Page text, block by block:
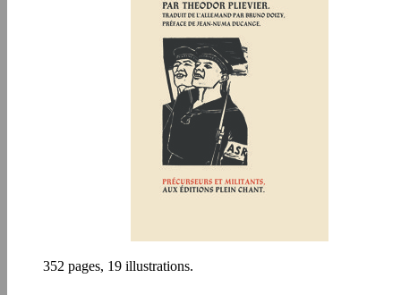
352 pages, 19 illustrations.